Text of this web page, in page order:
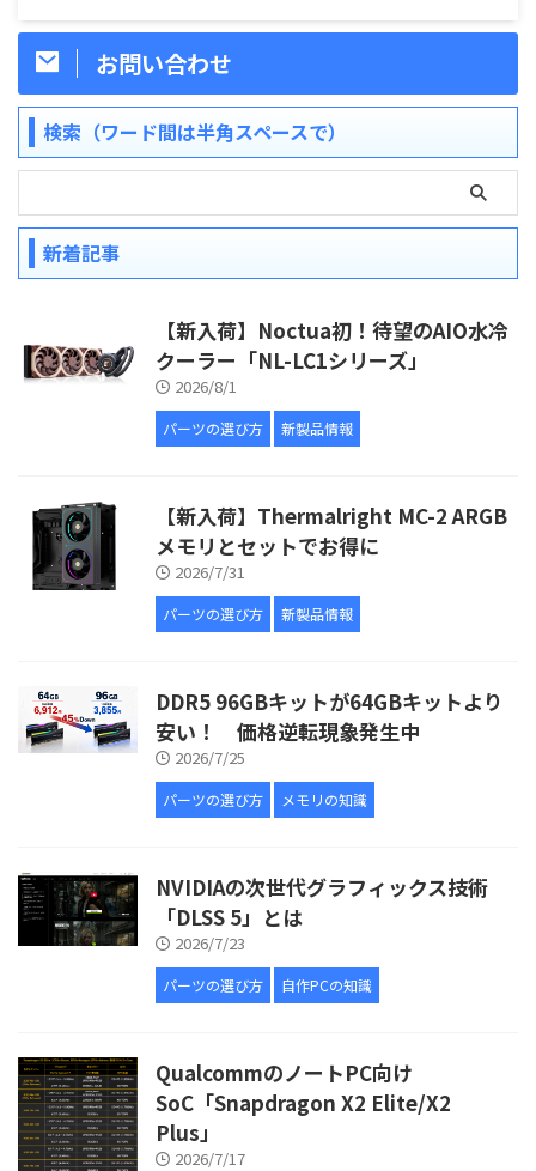
お問い合わせ
検索（ワード間は半角スペースで）
新着記事
【新入荷】Noctua初！待望のAIO水冷
クーラー「NL-LC1シリーズ」
2026/8/1
パーツの選び方 新製品情報
【新入荷】Thermalright MC-2 ARGB
メモリとセットでお得に
2026/7/31
パーツの選び方 新製品情報
DDR5 96GBキットが64GBキットより
安い！ 価格逆転現象発生中
2026/7/25
パーツの選び方 メモリの知識
NVIDIAの次世代グラフィックス技術
「DLSS 5」とは
2026/7/23
パーツの選び方 自作PCの知識
QualcommのノートPC向け
SoC「Snapdragon X2 Elite/X2
Plus」
2026/7/17